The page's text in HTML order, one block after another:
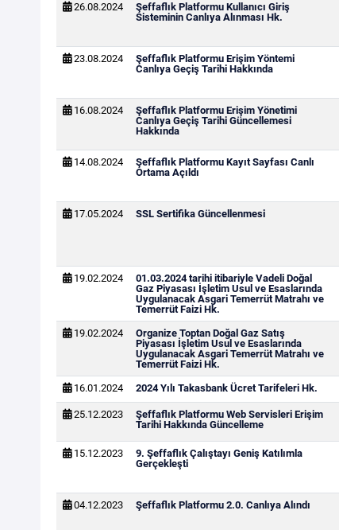
26.08.2024
Şeffaflık Platformu Kullanıcı Giriş
Sisteminin Canlıya Alınması Hk.
23.08.2024
Şeffaflık Platformu Erişim Yöntemi
Canlıya Geçiş Tarihi Hakkında
16.08.2024
Şeffaflık Platformu Erişim Yönetimi
Canlıya Geçiş Tarihi Güncellemesi
Hakkında
14.08.2024
Şeffaflık Platformu Kayıt Sayfası Canlı
Ortama Açıldı
17.05.2024 SSL Sertifika Güncellenmesi
19.02.2024
01.03.2024 tarihi itibariyle Vadeli Doğal
Gaz Piyasası İşletim Usul ve Esaslarında
Uygulanacak Asgari Temerrüt Matrahı ve
Temerrüt Faizi Hk.
19.02.2024
Organize Toptan Doğal Gaz Satış
Piyasası İşletim Usul ve Esaslarında
Uygulanacak Asgari Temerrüt Matrahı ve
Temerrüt Faizi Hk.
16.01.2024 2024 Yılı Takasbank Ücret Tarifeleri Hk.
25.12.2023
Şeffaflık Platformu Web Servisleri Erişim
Tarihi Hakkında Güncelleme
15.12.2023
9. Şeffaflık Çalıştayı Geniş Katılımla
Gerçekleşti
04.12.2023 Şeffaflık Platformu 2.0. Canlıya Alındı